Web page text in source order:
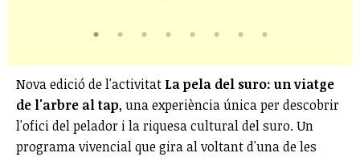
Nova edició de l'activitat La pela del suro: un viatge
de l'arbre al tap, una experiència única per descobrir
l'ofici del pelador i la riquesa cultural del suro. Un
programa vivencial que gira al voltant d'una de les